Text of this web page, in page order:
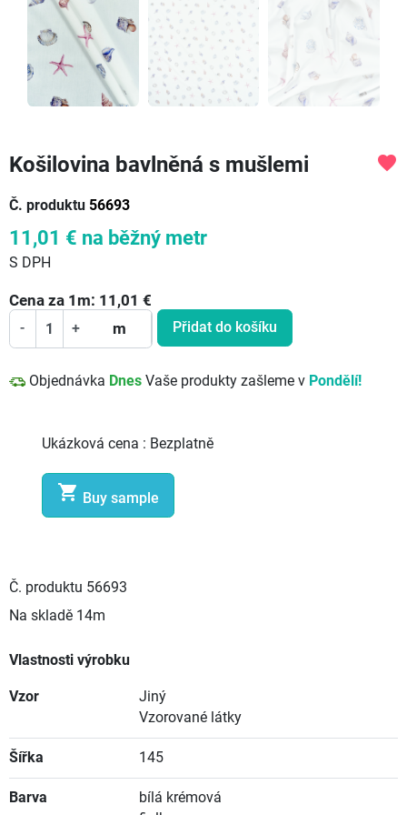
Košilovina bavlněná s mušlemi
Č. produktu 56693
favorite
11,01 € na běžný metr
S DPH
Cena za 1 m: 11,01 €
- + m Přidat do košíku
Objednávka Dnes Vaše produkty zašleme v Pondělí!
Ukázková cena : Bezplatně
 Buy sample
Č. produktu 56693
Na skladě 14m
Vlastnosti výrobku
Vzor
Jiný
Vzorované látky
Šířka 145
Barva
bílá krémová